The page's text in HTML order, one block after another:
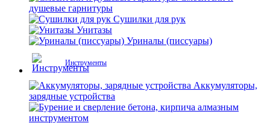
душевые гарнитуры
Сушилки для рук
Унитазы
Уриналы (писсуары)
Инструменты
Аккумуляторы,
зарядные устройства